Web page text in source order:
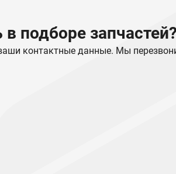
подборе запчастей?
контактные данные. Мы